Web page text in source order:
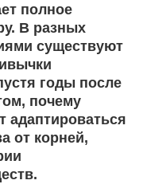
полное
В разных
существуют
годы после
почему
адаптироваться
от корней,